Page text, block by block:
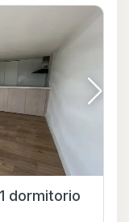
dormitorio